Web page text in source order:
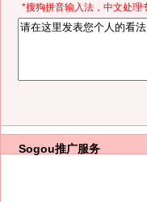
*搜狗拼音输入法，中文处理
Sogou推广服务